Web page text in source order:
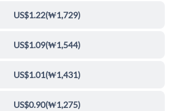
US$1.22(₩1,729)
US$1.09(₩1,544)
US$1.01(₩1,431)
US$0.90(₩1,275)